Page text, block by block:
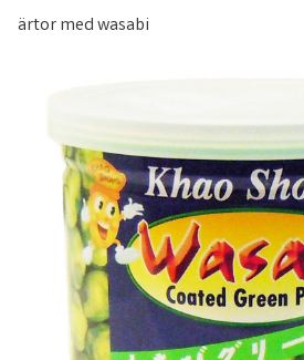
ärtor med wasabi